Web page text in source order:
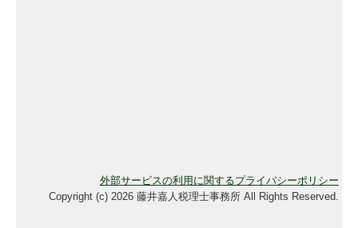
外部サービスの利用に関するプライバシーポリシー
Copyright (c) 2026 藤井嘉人税理士事務所 All Rights Reserved.